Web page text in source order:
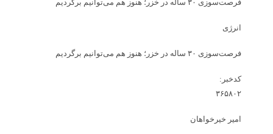
فرصت‌سوزی ۳۰ ساله در خزر؛ هنوز هم می‌توانیم برگردیم
انرژی
فرصت‌سوزی ۳۰ ساله در خزر؛ هنوز هم می‌توانیم برگردیم
کدخبر:
۳۶۵۸۰۲
امیر خیرخواهان